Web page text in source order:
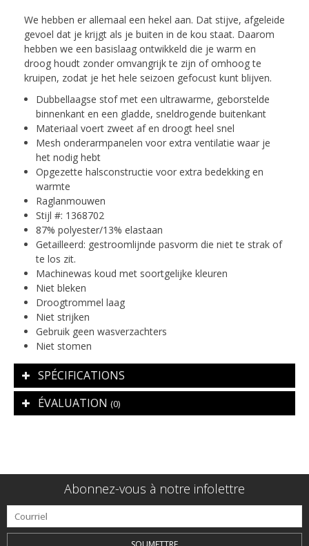
We hebben er allemaal een hekel aan. Dat stijve, afgeleide
gevoel dat je krijgt als je buiten in de kou staat. Daarom
hebben we een basislaag ontwikkeld die je warm en
droog houdt zonder omvangrijk te zijn of omhoog te
kruipen, zodat je het hele seizoen gefocust kunt blijven.
Dubbellaagse stof met een ultrawarme, geborstelde
binnenkant en een gladde, sneldrogende buitenkant
Materiaal voert zweet af en droogt heel snel
Mesh onderarmpanelen voor extra ventilatie waar je
het nodig hebt
Opgezette halsconstructie voor extra bedekking en
warmte
Raglanmouwen
Stijl #: 1368702
87% polyester/13% elastaan
Getailleerd: gestroomlijnde pasvorm die niet te strak of
te los zit.
Machinewas koud met soortgelijke kleuren
Niet bleken
Droogtrommel laag
Niet strijken
Gebruik geen wasverzachters
Niet stomen
SPÉCIFICATIONS
ÉVALUATION (0)
Abonnez-vous à notre infolettre